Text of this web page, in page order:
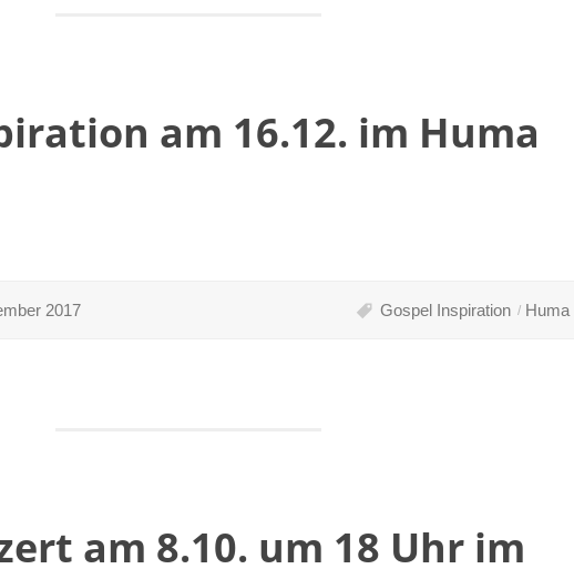
am 16.12. im Huma
2017 Gospel Inspiration Huma
am 8.10. um 18 Uhr im